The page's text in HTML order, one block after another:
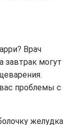
Врач
завтрак могут
проблемы с
желудка